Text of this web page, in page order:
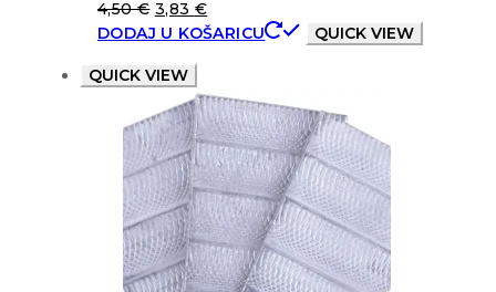
4,50€ 3,83 €
DODAJ U KOŠARICU
QUICK VIEW
QUICK VIEW